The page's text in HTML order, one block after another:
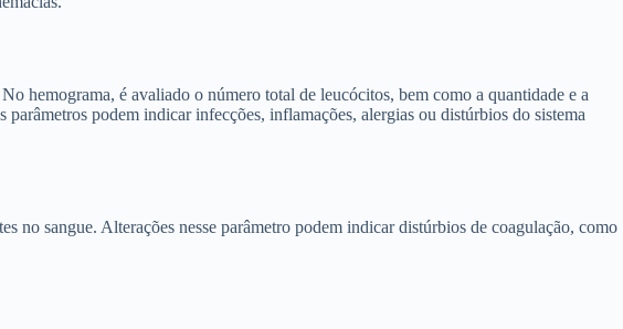
hemograma, é avaliado o número total de leucócitos, bem como a quantidade e a
podem indicar infecções, inflamações, alergias ou distúrbios do sistema
no sangue. Alterações nesse parâmetro podem indicar distúrbios de coagulação, como